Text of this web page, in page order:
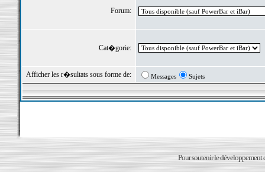
Forum:
Cat�gorie:
Afficher les r�sultats sous forme de: Messages Sujets
Pour soutenir le développement